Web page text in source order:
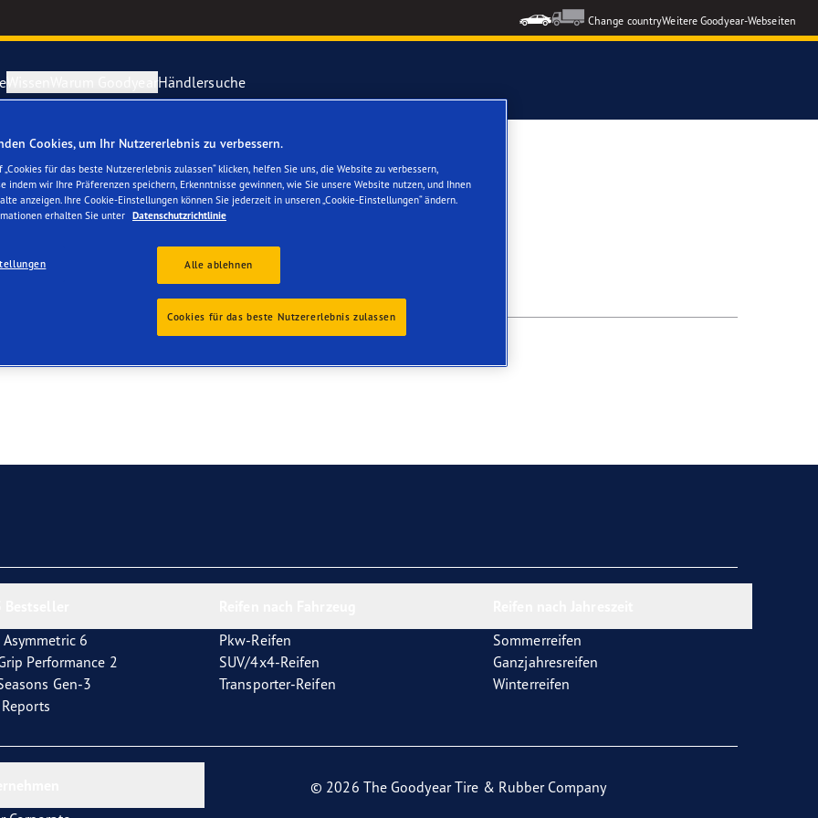
Change countryWeitere Goodyear-Webseiten
Wissen
Sie einen Platten
Blimp
RACING
Performance 2
UltraGrip Performance 3
Händlersuche
& CO. KG
Asymmetric 6
Performance 2
Gen-3
Pkw-Reifen
SUV/4x4-Reifen
Transporter-Reifen
Sommerreifen
Ganzjahresreifen
Winterreifen
© 2026 The Goodyear Tire & Rubber Company
Cookies, um Ihr Nutzererlebnis zu verbessern.
„Cookies für das beste Nutzererlebnis zulassen“ klicken, helfen Sie uns, die Website zu verbessern,
indem wir Ihre Präferenzen speichern, Erkenntnisse gewinnen, wie Sie unsere Website nutzen, und Ihnen
anzeigen. Ihre Cookie-Einstellungen können Sie jederzeit in unseren „Cookie-Einstellungen“ ändern.
erhalten Sie unter Datenschutzrichtlinie
Alle ablehnen
Cookies für das beste Nutzererlebnis zulassen